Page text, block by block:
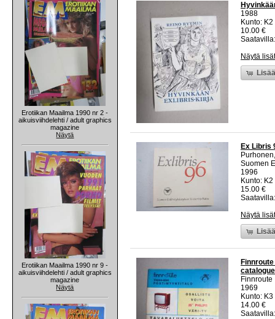
Erotiikan Maailma 1990 nr 2 -
aikuisviihdelehti / adult graphics
magazine
Näytä
Erotiikan Maailma 1990 nr 9 -
aikuisviihdelehti / adult graphics
magazine
Näytä
1988
Kunto:
10.00 €
Näytä
Ex Libris
Suomen
1996
Kunto:
15.00 €
Näytä
catalogue
Finnroute
1969
Kunto:
14.00 €